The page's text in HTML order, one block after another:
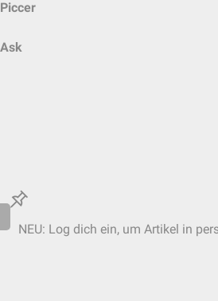
Piccer
Ask
NEU: Log dich ein, um Artikel in